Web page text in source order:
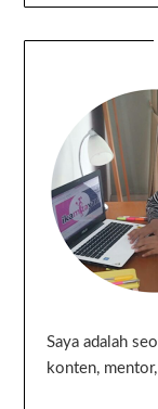
Saya adalah
konten,